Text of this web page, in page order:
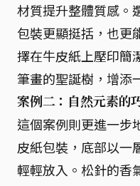
材質提升整體質感。
包裝更顯挺括，也更
擇在牛皮紙上壓印簡
筆畫的聖誕樹，增添
案例二：自然元素的
這個案例則更進一步
皮紙包裝，底部以一
輕輕放入。松針的香